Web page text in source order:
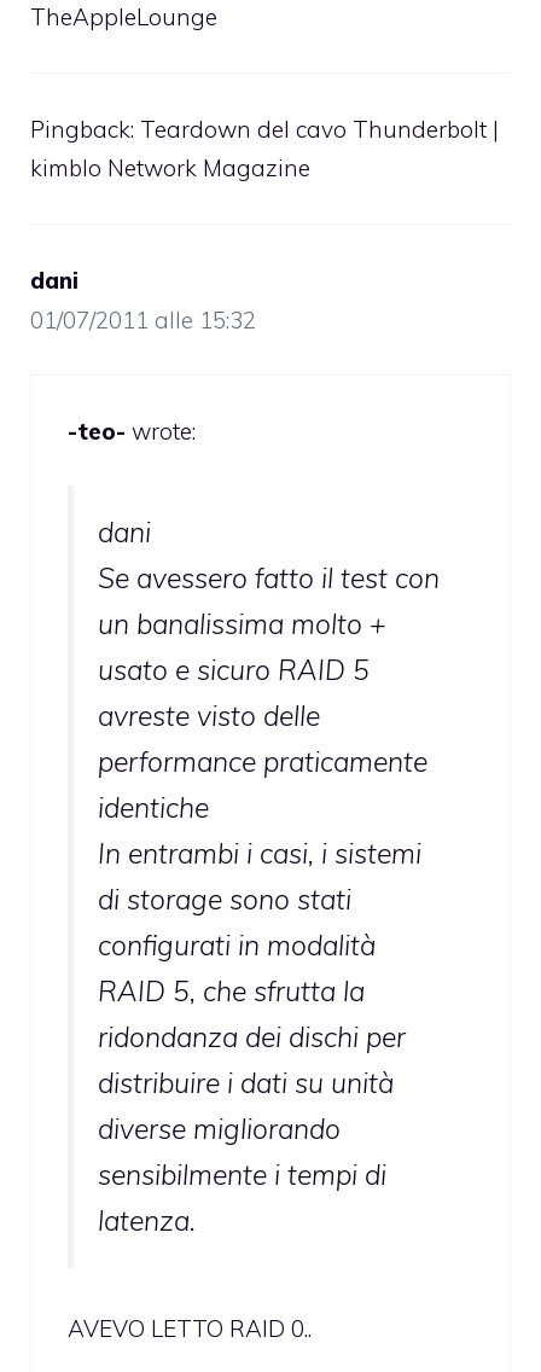
TheAppleLounge
Pingback: Teardown del cavo Thunderbolt |
kimblo Network Magazine
dani
01/07/2011 alle 15:32
-teo- wrote:
dani
Se avessero fatto il test con
un banalissima molto +
usato e sicuro RAID 5
avreste visto delle
performance praticamente
identiche
In entrambi i casi, i sistemi
di storage sono stati
configurati in modalità
RAID 5, che sfrutta la
ridondanza dei dischi per
distribuire i dati su unità
diverse migliorando
sensibilmente i tempi di
latenza.
AVEVO LETTO RAID 0..